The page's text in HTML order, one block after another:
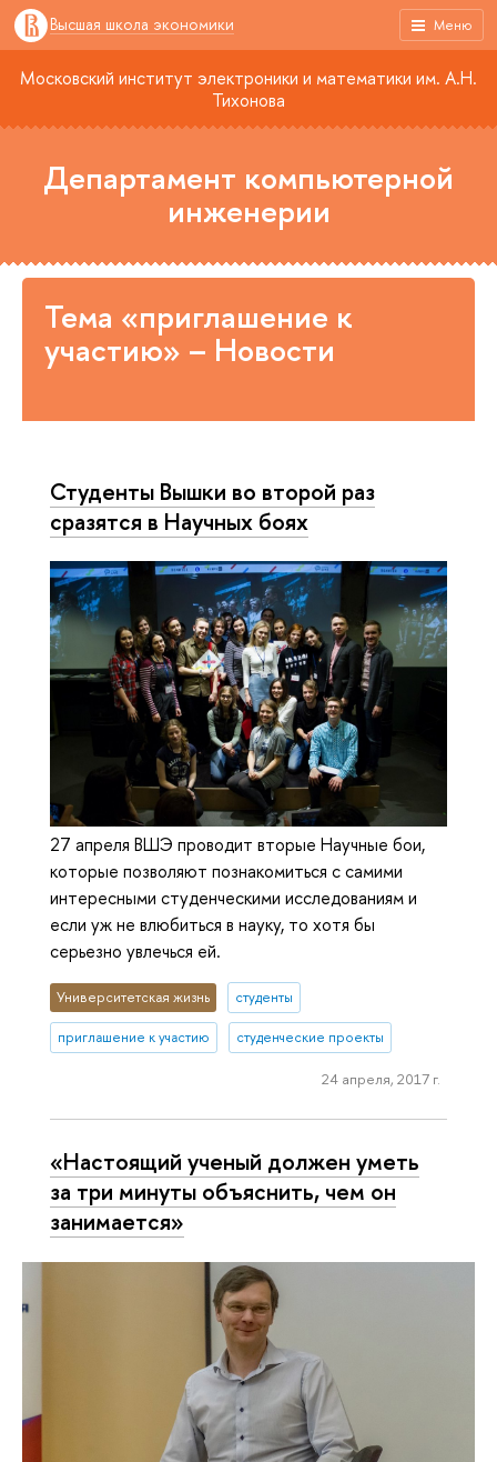
Меню
Высшая школа экономики
Московский институт электроники и математики им. А.Н.
Тихонова
Департамент компьютерной
инженерии
Тема «приглашение к
участию» – Новости
Студенты Вышки во второй раз
сразятся в Научных боях
27 апреля ВШЭ проводит вторые Научные бои,
которые позволяют познакомиться с самими
интересными студенческими исследованиям и
если уж не влюбиться в науку, то хотя бы
серьезно увлечься ей.
Университетская жизнь студенты
приглашение к участию студенческие проекты
24 апреля, 2017 г.
«Настоящий ученый должен уметь
за три минуты объяснить, чем он
занимается»